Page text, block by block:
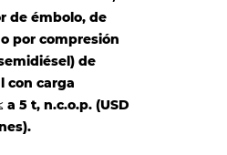
de émbolo, de
por compresión
de
con carga
a 5 t, n.c.o.p. (USD